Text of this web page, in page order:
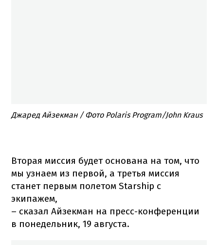
Джаред Айзекман / Фото Polaris Program/John Kraus
Вторая миссия будет основана на том, что
мы узнаем из первой, а третья миссия
станет первым полетом Starship с
экипажем,
– сказал Айзекман на пресс-конференции
в понедельник, 19 августа.